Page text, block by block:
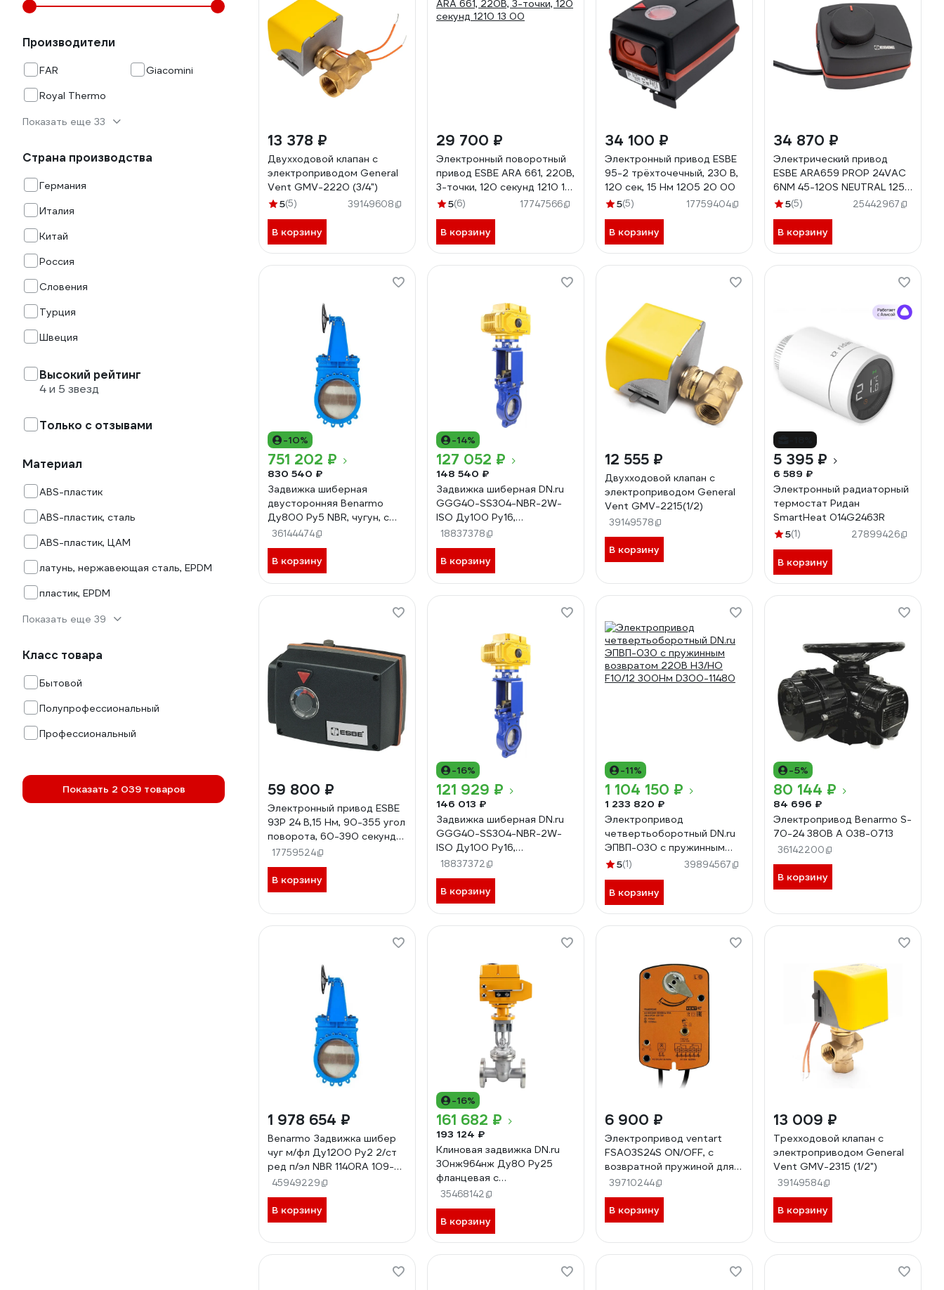
Производители
FAR
Giacomini
Royal Thermo
Показать еще 33
Страна производства
Германия
Италия
Китай
Россия
Словения
Турция
Швеция
Высокий рейтинг
4 и 5 звезд
Только с отзывами
Материал
ABS-пластик
ABS-пластик, сталь
ABS-пластик, ЦАМ
латунь, нержавеющая сталь, EPDM
пластик, EPDM
Показать еще 39
Класс товара
Бытовой
Полупрофессиональный
Профессиональный
Показать 2 039 товаров
13 378 ₽
Двухходовой клапан с
электроприводом General
Vent GMV-2220 (3/4")
5(5) 39149608
В корзину
29 700 ₽
Электронный поворотный
привод ESBE ARA 661, 220B,
3-точки, 120 секунд 1210 13
005(6) 17747566
В корзину
34 100 ₽
Электронный привод ESBE
95-2 трёхточечный, 230 В,
120 сек, 15 Нм 1205 20 00
5(5) 17759404
В корзину
34 870 ₽
Электрический привод
ESBE ARA659 PROP 24VAC
6NM 45-120S NEUTRAL 1252
02 22
5(5) 25442967
В корзину
-10%
751 202 ₽
830 540 ₽
Задвижка шиберная
двусторонняя Benarmo
Ду800 Ру5 NBR, чугун, с
редуктором под
электропривод,
межфланцевое
присоединение 109-0275
36144474
В корзину
-14%
127 052 ₽
148 540 ₽
Задвижка шиберная DN.ru
GGG40-SS304-NBR-2W-
ISO Ду100 Ру16,
электропривод MT-100
380В D040-02572
18837378
В корзину
12 555 ₽
Двухходовой клапан с
электроприводом General
Vent GMV-2215(1/2)
39149578
В корзину
5 395 ₽
6 589 ₽
Электронный радиаторный
термостат Ридан
SmartHeat 014G2463R
5(1) 27899426
В корзину
59 800 ₽
Электронный привод ESBE
93P 24 В,15 Нм, 90-355 угол
поворота, 60-390 секунд
0-10В 1255 05 00
17759524
В корзину
-16%
121 929 ₽
146 013 ₽
Задвижка шиберная DN.ru
GGG40-SS304-NBR-2W-
ISO Ду100 Ру16,
электропривод MT-100
220В D040-02573
18837372
В корзину
-11%
1 104 150 ₽
1 233 820 ₽
Электропривод
четвертьоборотный DN.ru
ЭПВП-030 с пружинным
возвратом 220В НЗ/НО
5(1) 39894567
В корзину
-5%
80 144 ₽
84 696 ₽
Электропривод Benarmo S-
70-24 380В А 038-0713
36142200
В корзину
1 978 654 ₽
Benarmo Задвижка шибер
чуг м/фл Ду1200 Ру2 2/ст
ред п/эл NBR 1140RA 109-
2073
45949229
В корзину
-16%
161 682 ₽
193 124 ₽
Клиновая задвижка DN.ru
30нж964нж Ду80 Ру25
фланцевая с
электроприводом MT-200
220В D040-04764
35468142
В корзину
6 900 ₽
Электропривод ventart
FSA03S24S ON/OFF, с
возвратной пружиной для
противопожарных клапанов
с 2-я дополнительными
перекл. 4687203905767
39710244
В корзину
13 009 ₽
Трехходовой клапан с
электроприводом General
Vent GMV-2315 (1/2")
39149584
В корзину